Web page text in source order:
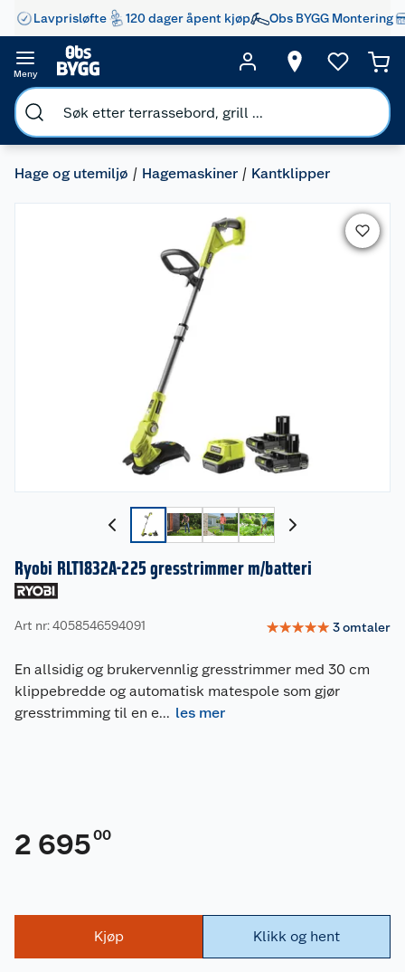
Lavprisløfte 120 dager åpent kjøp Obs BYGG Montering
Meny
Hage og utemiljø Hagemaskiner Kantklipper
Ryobi RLT1832A-225 gresstrimmer m/batteri
Art nr: 4058546594091 ☆☆☆☆☆ 3omtaler
En allsidig og brukervennlig gresstrimmer med 30 cm
klippebredde og automatisk matespole som gjør
gresstrimming til en e... les mer
2 69500
Kjøp Klikk og hent